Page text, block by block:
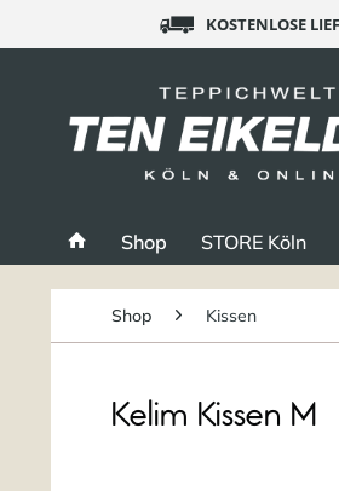
KOSTENLOSE
Shop STORE Köln
Shop Kissen
Kelim Kissen M